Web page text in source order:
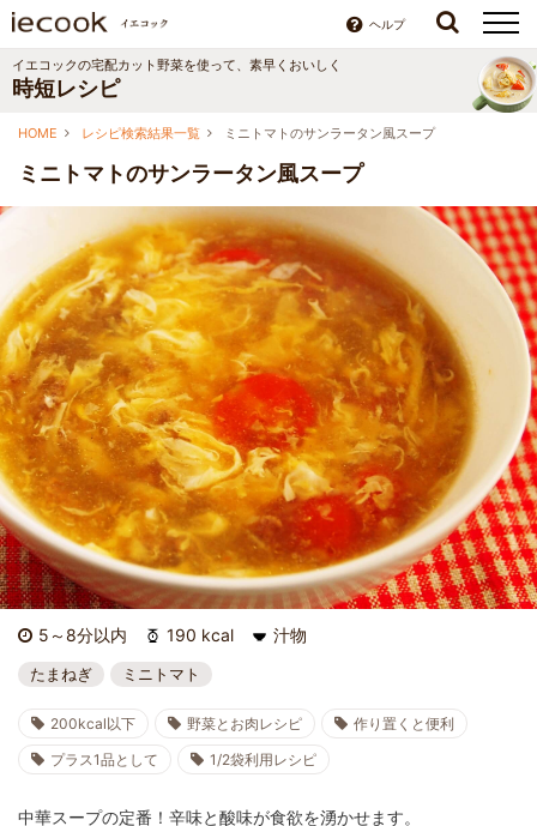
ヘルプ
イエコックの宅配カット野菜を使って、素早くおいしく
時短レシピ
HOME レシピ検索結果一覧 ミニトマトのサンラータン風スープ
ミニトマトのサンラータン風スープ
5～8分以内 190 kcal 汁物
たまねぎ ミニトマト
200kcal以下 野菜とお肉レシピ
作り置くと便利
プラス1品として
1/2袋利用レシピ
中華スープの定番！辛味と酸味が食欲を湧かせます。